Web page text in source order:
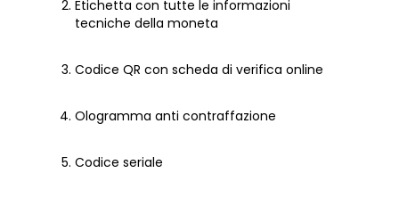
Etichetta con tutte le informazioni
tecniche della moneta
Codice QR con scheda di verifica online
Ologramma anti contraffazione
Codice seriale